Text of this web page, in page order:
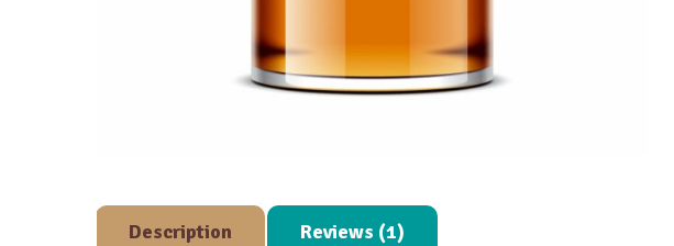
Description Reviews (1)